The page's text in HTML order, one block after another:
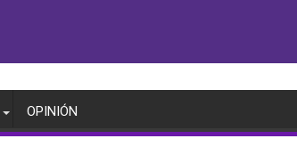
OPINIÓN